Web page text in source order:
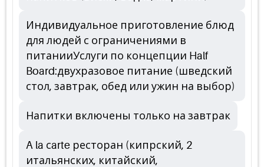
Индивидуальное приготовление блюд
для людей с ограничениями в
питанииУслуги по концепции Half
Board:двухразовое питание (шведский
стол, завтрак, обед или ужин на выбор)
Напитки включены только на завтрак
A la сarte ресторан (кипрский, 2
итальянских, китайский,